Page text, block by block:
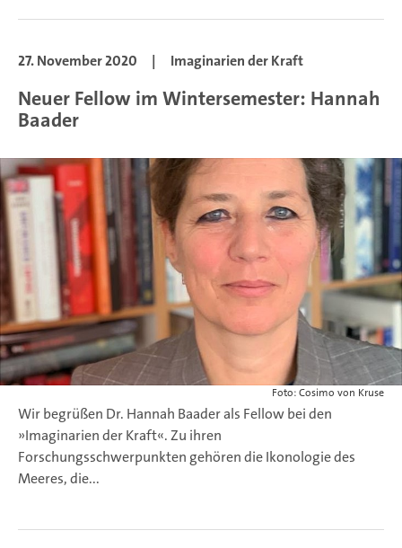
27. November 2020 | Imaginarien der Kraft
Neuer Fellow im Wintersemester: Hannah
Baader
Foto: Cosimo von Kruse
Wir begrüßen Dr. Hannah Baader als Fellow bei den
»Imaginarien der Kraft«. Zu ihren
Forschungsschwerpunkten gehören die Ikonologie des
Meeres, die...